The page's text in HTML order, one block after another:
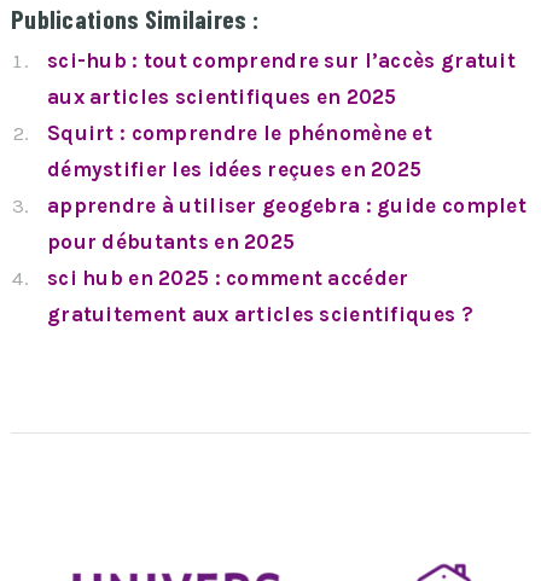
Publications Similaires :
sci-hub : tout comprendre sur l’accès gratuit
aux articles scientifiques en 2025
Squirt : comprendre le phénomène et
démystifier les idées reçues en 2025
apprendre à utiliser geogebra : guide complet
pour débutants en 2025
sci hub en 2025 : comment accéder
gratuitement aux articles scientifiques ?